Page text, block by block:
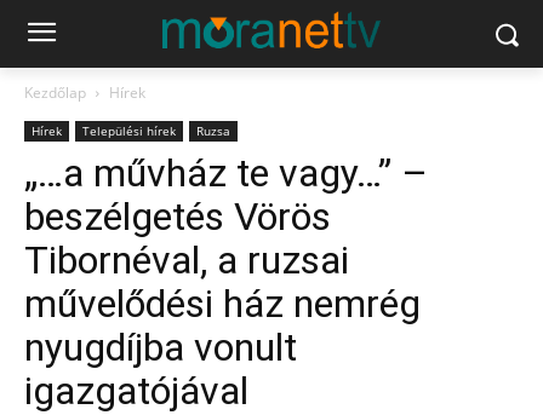
Kezdőlap Hírek
Hírek Települési hírek Ruzsa
„…a művház te vagy…” –
beszélgetés Vörös
Tibornéval, a ruzsai
művelődési ház nemrég
nyugdíjba vonult
igazgatójával